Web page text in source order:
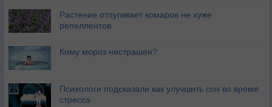
Растение отпугивает комаров не хуже
репеллентов
Кому мороз нестрашен?
Психологи подсказали как улучшить сон во время
стресса